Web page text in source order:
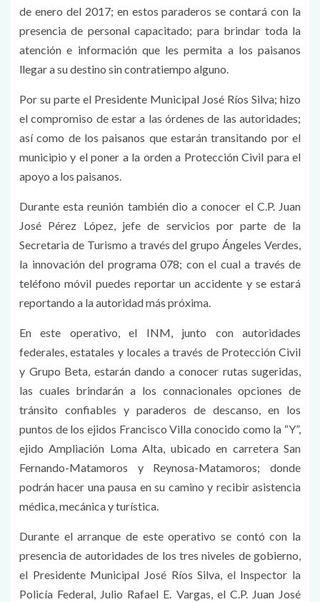
de enero del 2017; en estos paraderos se contará con la
presencia de personal capacitado; para brindar toda la
atención e información que les permita a los paisanos
llegar a su destino sin contratiempo alguno.
Por su parte el Presidente Municipal José Ríos Silva; hizo
el compromiso de estar a las órdenes de las autoridades;
así como de los paisanos que estarán transitando por el
municipio y el poner a la orden a Protección Civil para el
apoyo a los paisanos.
Durante esta reunión también dio a conocer el C.P. Juan
José Pérez López, jefe de servicios por parte de la
Secretaria de Turismo a través del grupo Ángeles Verdes,
la innovación del programa 078; con el cual a través de
teléfono móvil puedes reportar un accidente y se estará
reportando a la autoridad más próxima.
En este operativo, el INM, junto con autoridades
federales, estatales y locales a través de Protección Civil
y Grupo Beta, estarán dando a conocer rutas sugeridas,
las cuales brindarán a los connacionales opciones de
tránsito confiables y paraderos de descanso, en los
puntos de los ejidos Francisco Villa conocido como la “Y”,
ejido Ampliación Loma Alta, ubicado en carretera San
Fernando-Matamoros y Reynosa-Matamoros; donde
podrán hacer una pausa en su camino y recibir asistencia
médica, mecánica y turística.
Durante el arranque de este operativo se contó con la
presencia de autoridades de los tres niveles de gobierno,
el Presidente Municipal José Ríos Silva, el Inspector la
Policía Federal, Julio Rafael E. Vargas, el C.P. Juan José